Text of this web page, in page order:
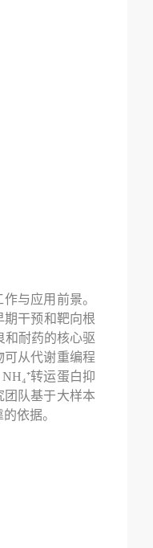
与应用前景。
期干预和靶向根
和耐药的核心驱
可从代谢重编程
NH₄⁺转运蛋白抑
队基于大样本
依据。